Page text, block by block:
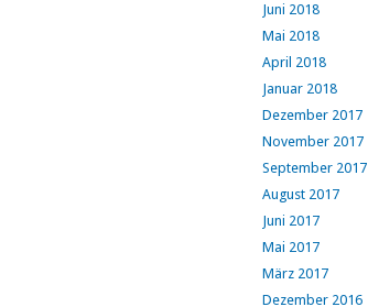
Juni 2018
Mai 2018
April 2018
Januar 2018
Dezember 2017
November 2017
September 2017
August 2017
Juni 2017
Mai 2017
März 2017
Dezember 2016